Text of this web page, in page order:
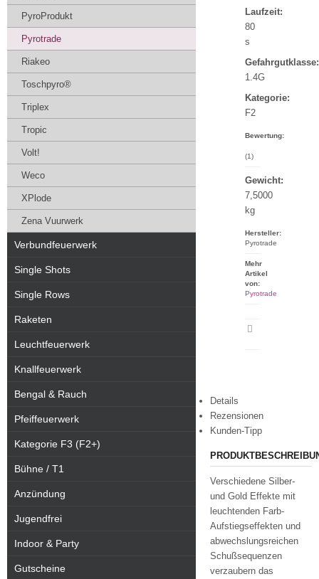
Laufzeit:
80
s
Gefahrgutklasse:
1.4G
Kategorie:
F2
Bewertung:
(1)
Gewicht:
7,5000
kg
Hersteller:
Pyrotrade
Mehr
Artikel
von:
Pyrotrade
Details
Rezensionen
Kunden-Tipp
Verschiedene Silber-
und Gold Effekte mit
leuchtenden Farb-
Aufstiegseffekten und
abwechslungsreichen
Schußsequenzen
verzaubern das
PyroProdukt
Pyrotrade
Riakeo
Toschpyro®
Triplex
Tropic
Volt!
Weco
XPlode
Zena Vuurwerk
Verbundfeuerwerk
Single Shots
Single Rows
Raketen
Leuchtfeuerwerk
Knallfeuerwerk
Bengal & Rauch
Pfeiffeuerwerk
Kategorie F3 (F2+)
Bühne / T1
Anzündung
Jugendfrei
Indoor & Party
Gutscheine